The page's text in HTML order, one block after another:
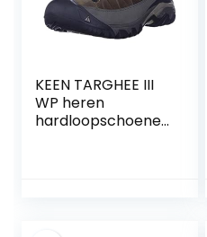
KEEN TARGHEE III
WP heren
hardloopschoenen